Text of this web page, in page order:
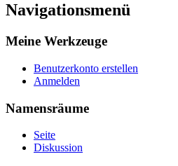
Navigationsmenü
Meine Werkzeuge
Benutzerkonto erstellen
Anmelden
Namensräume
Seite
Diskussion